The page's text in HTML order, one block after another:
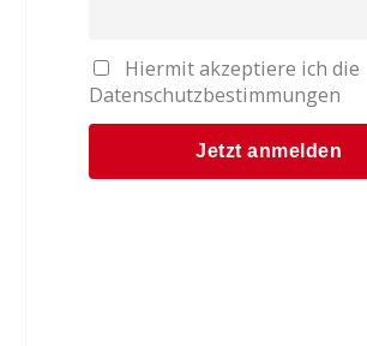
Hiermit akzeptiere ich die
Datenschutzbestimmungen